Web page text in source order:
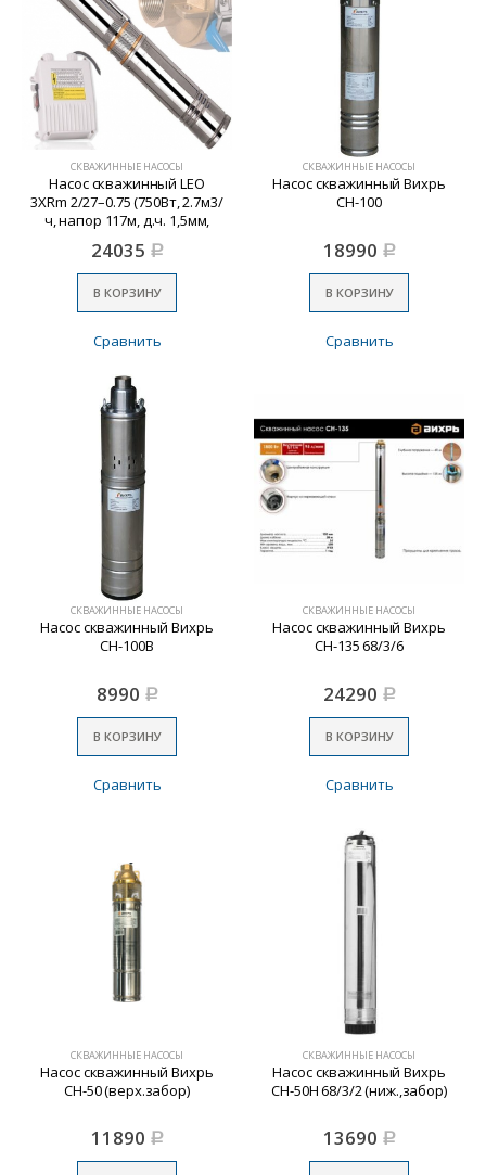
СКВАЖИННЫЕ НАСОСЫ
Насос скважинный LEO
3XRm 2/27–0.75 (750Вт, 2.7м3/
ч, напор 117м, д.ч. 1,5мм,
24035 Р
В КОРЗИНУ
Сравнить
СКВАЖИННЫЕ НАСОСЫ
Насос скважинный Вихрь
СН-100
18990 Р
В КОРЗИНУ
Сравнить
СКВАЖИННЫЕ НАСОСЫ
Насос скважинный Вихрь
СН-100B
8990 Р
В КОРЗИНУ
Сравнить
СКВАЖИННЫЕ НАСОСЫ
Насос скважинный Вихрь
СН-135 68/3/6
24290 Р
В КОРЗИНУ
Сравнить
СКВАЖИННЫЕ НАСОСЫ
Насос скважинный Вихрь
СН-50 (верх.забор)
11890 Р
СКВАЖИННЫЕ НАСОСЫ
Насос скважинный Вихрь
СН-50Н 68/3/2 (ниж.,забор)
13690 Р